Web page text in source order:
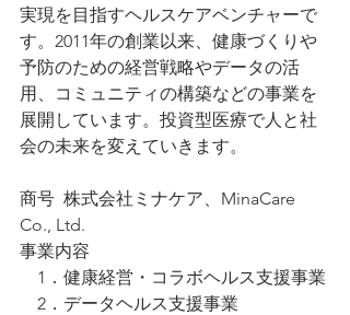
実現を目指すヘルスケアベンチャーで
す。2011年の創業以来、健康づくりや
予防のための経営戦略やデータの活
用、コミュニティの構築などの事業を
展開しています。投資型医療で人と社
会の未来を変えていきます。
商号	株式会社ミナケア、MinaCare
Co., Ltd.
事業内容
1．健康経営・コラボヘルス支援事業
2．データヘルス支援事業